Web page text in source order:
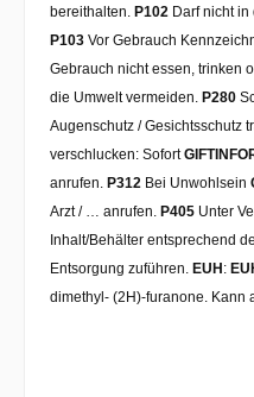
bereithalten. P102 Darf nicht
P103 Vor Gebrauch
Gebrauch nicht essen, trinken
die Umwelt vermeiden. P280
Augenschutz / Gesichtsschutz
verschlucken: Sofort
anrufen. P312 Bei Unwohlsein
Arzt / … anrufen. P405 Unter
Inhalt/Behälter entsprechend
Entsorgung zuführen. EUH :
dimethyl- (2H)-furanone. Kann